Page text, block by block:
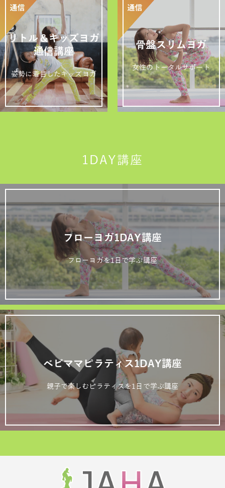
リトル＆キッズヨガ
通信講座
姿勢に着目したキッズヨガ
骨盤スリムヨガ
女性のトータルサポート
1DAY講座
フローヨガ1DAY講座
フローヨガを1日で学ぶ講座
ベビママピラティス1DAY講座
親子で楽しむピラティスを1日で学ぶ講座